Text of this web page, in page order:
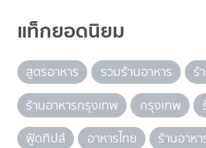
แท็กยอดนิยม
สูตรอาหาร รวมร้านอาหาร
ร้
ร้านอาหารกรุงเทพ
กรุงเทพ
ฟู้ดทิปส์
อาหารไทย
ร้านอาหา